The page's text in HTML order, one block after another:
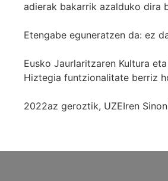
adierak bakarrik azalduko dira
Etengabe eguneratzen da: ez
Eusko Jaurlaritzaren Kultura
Hiztegia funtzionalitate berriz
2022az geroztik, UZEIren